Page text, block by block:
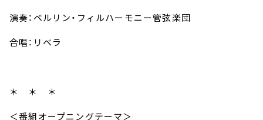
演奏：ベルリン・フィルハーモニー管弦楽団
合唱：リベラ
＊ ＊ ＊
＜番組オープニングテーマ＞